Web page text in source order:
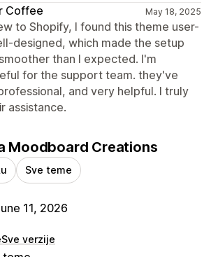
Coffee
May 18, 2025
to Shopify, I found this theme user-
designed, which made the setup
than I expected. I'm
for the support team. they've
and very helpful. I truly
assistance.
Moodboard Creations
Sve teme
11, 2026
Sve verzije